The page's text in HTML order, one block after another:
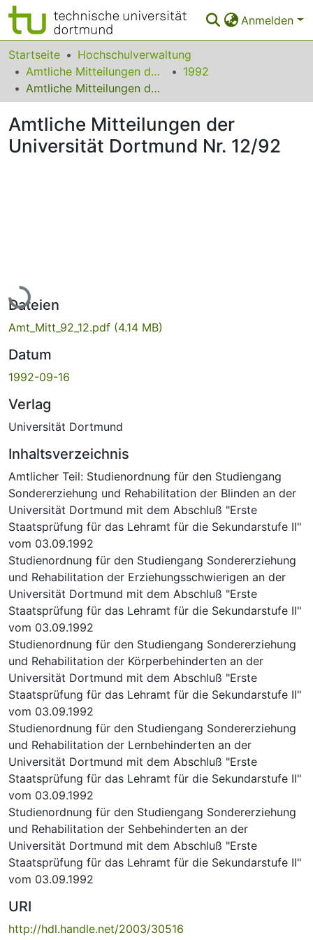
Anmelden
Bereiche & Sammlungen
Das gesamte Repositorium
FAQ
Startseite
Hochschulverwaltung
Amtliche Mitteilungen der Technischen Universität Dortmund
1992
Amtliche Mitteilungen der Universität Dortmund Nr. 12/92
Amtliche Mitteilungen der
Universität Dortmund Nr. 12/92
Lade...
Dateien
Amt_Mitt_92_12.pdf (4.14 MB)
Datum
1992-09-16
Verlag
Universität Dortmund
Inhaltsverzeichnis
Amtlicher Teil: Studienordnung für den Studiengang
Sondererziehung und Rehabilitation der Blinden an der
Universität Dortmund mit dem Abschluß "Erste
Staatsprüfung für das Lehramt für die Sekundarstufe II"
vom 03.09.1992
Studienordnung für den Studiengang Sondererziehung
und Rehabilitation der Erziehungsschwierigen an der
Universität Dortmund mit dem Abschluß "Erste
Staatsprüfung für das Lehramt für die Sekundarstufe II"
vom 03.09.1992
Studienordnung für den Studiengang Sondererziehung
und Rehabilitation der Körperbehinderten an der
Universität Dortmund mit dem Abschluß "Erste
Staatsprüfung für das Lehramt für die Sekundarstufe II"
vom 03.09.1992
Studienordnung für den Studiengang Sondererziehung
und Rehabilitation der Lernbehinderten an der
Universität Dortmund mit dem Abschluß "Erste
Staatsprüfung für das Lehramt für die Sekundarstufe II"
vom 03.09.1992
Studienordnung für den Studiengang Sondererziehung
und Rehabilitation der Sehbehinderten an der
Universität Dortmund mit dem Abschluß "Erste
Staatsprüfung für das Lehramt für die Sekundarstufe II"
vom 03.09.1992
URI
http://hdl.handle.net/2003/30516